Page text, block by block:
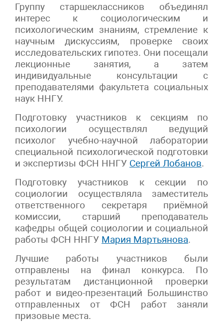
Группу старшеклассников объединял
интерес к социологическим и
психологическим знаниям, стремление к
научным дискуссиям, проверке своих
исследовательских гипотез. Они посещали
лекционные занятия, а затем
индивидуальные консультации с
преподавателями факультета социальных
наук ННГУ.
Подготовку участников к секциям по
психологии осуществлял ведущий
психолог учебно-научной лаборатории
специальной психологической подготовки
и экспертизы ФСН ННГУ Сергей Лобанов.
Подготовку участников к секции по
социологии осуществляла заместитель
ответственного секретаря приёмной
комиссии, старший преподаватель
кафедры общей социологии и социальной
работы ФСН ННГУ Мария Мартьянова.
Лучшие работы участников были
отправлены на финал конкурса. По
результатам дистанционной проверки
работ и видео-презентаций Большинство
отправленных от ФСН работ заняли
призовые места.